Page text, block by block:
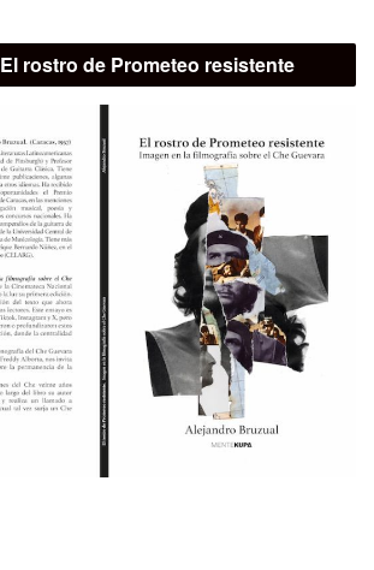
El rostro de Prometeo resistente